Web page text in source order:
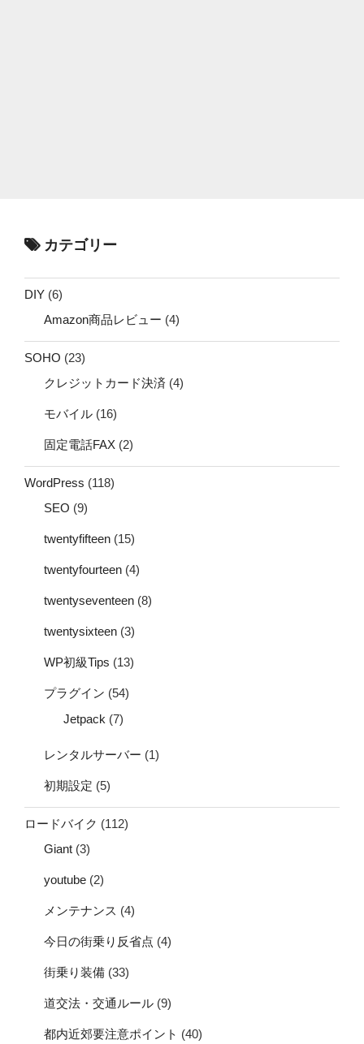
カテゴリー
DIY (6)
Amazon商品レビュー (4)
SOHO (23)
クレジットカード決済 (4)
モバイル (16)
固定電話FAX (2)
WordPress (118)
SEO (9)
twentyfifteen (15)
twentyfourteen (4)
twentyseventeen (8)
twentysixteen (3)
WP初級Tips (13)
プラグイン (54)
Jetpack (7)
レンタルサーバー (1)
初期設定 (5)
ロードバイク (112)
Giant (3)
youtube (2)
メンテナンス (4)
今日の街乗り反省点 (4)
街乗り装備 (33)
道交法・交通ルール (9)
都内近郊要注意ポイント (40)